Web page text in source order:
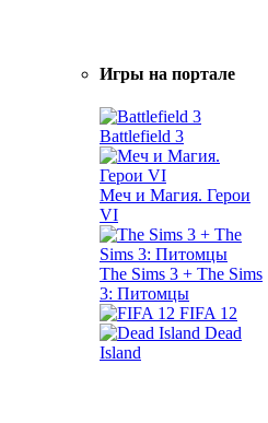
Игры на портале
Battlefield 3
Меч и Магия. Герои
VI
The Sims 3 + The Sims
3: Питомцы
FIFA 12
Dead
Island